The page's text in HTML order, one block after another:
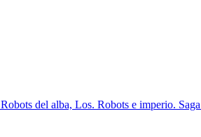
Robots del alba, Los. Robots e imperio.